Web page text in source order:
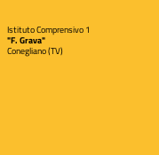
Istituto Comprensivo 1
"F. Grava"
Conegliano (TV)